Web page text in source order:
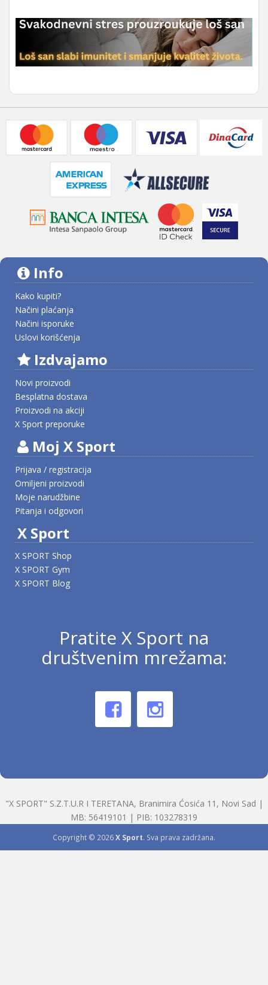
Info
Kako kupiti?
Načini plaćanja
Načini isporuke
Uslovi korišćenja
Izdvajamo
Novi proizvodi
Besplatna dostava
Proizvodi na akciji
X Sport preporuke
Moj X Sport
Prijava / registracija
Omiljeni proizvodi
Moje narudžbine
Pitanja i odgovori
X Sport
X SPORT Shop
X SPORT Gym
X SPORT Blog
Pratite X Sport na
društvenim mrežama:
"X SPORT" S.Z.T.U.R I TERETANA, Branimira Ćosića 11, Novi Sad |
MB: 56419101 | PIB: 103278319
Copyright © 2026X Sport. Sva prava zadržana.